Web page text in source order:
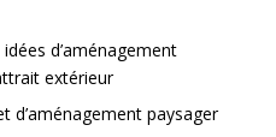
d’aménagement
extérieur
d’aménagement paysager